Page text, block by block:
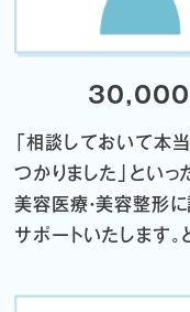
30,000
「相談しておいて本
つかりました」 といっ
美容医療・美容整形
サポートいたします。